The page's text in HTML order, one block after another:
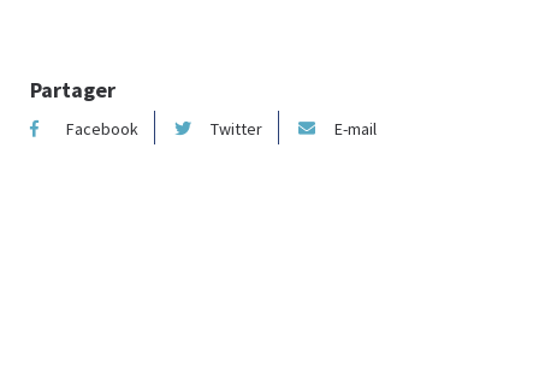
Partager
Facebook Twitter E-mail